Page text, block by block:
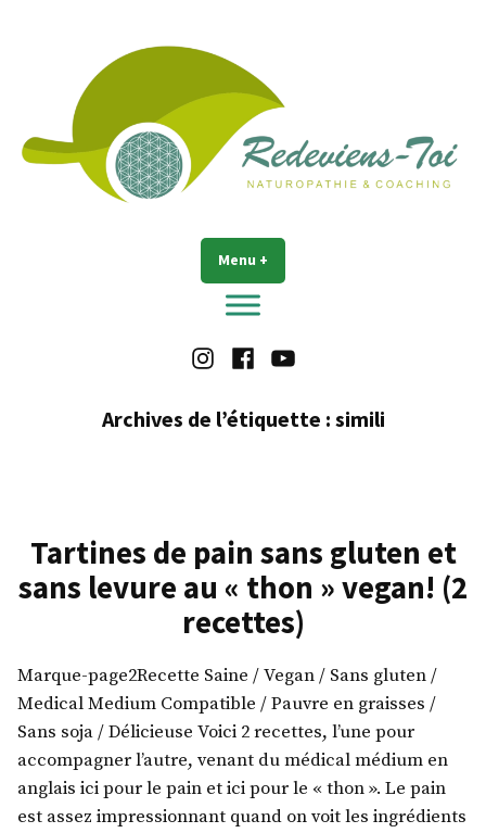
Redeviens-toi Menu +
Instagram
FacebookYoutube
Archives de l’étiquette : simili
Tartines de pain sans gluten et
sans levure au « thon » vegan! (2
recettes)
Marque-page2Recette Saine / Vegan / Sans gluten /
Medical Medium Compatible / Pauvre en graisses /
Sans soja / Délicieuse Voici 2 recettes, l’une pour
accompagner l’autre, venant du médical médium en
anglais ici pour le pain et ici pour le « thon ». Le pain
est assez impressionnant quand on voit les ingrédients